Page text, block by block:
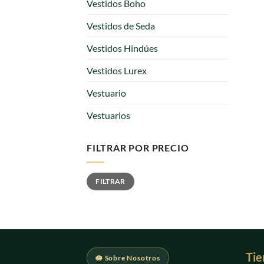
Vestidos Boho
Vestidos de Seda
Vestidos Hindúes
Vestidos Lurex
Vestuario
Vestuarios
FILTRAR POR PRECIO
Precio
mínimo
Precio
máximo
FILTRAR
🪷 Sobre Nosotros